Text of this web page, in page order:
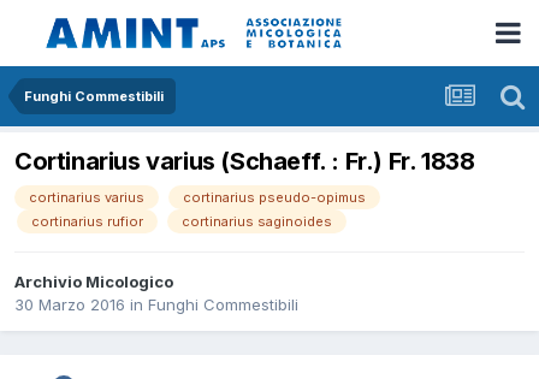
Funghi Commestibili
Cortinarius varius (Schaeff. : Fr.) Fr. 1838
cortinarius varius
cortinarius pseudo-opimus
cortinarius rufior
cortinarius saginoides
Archivio Micologico
30 Marzo 2016 in Funghi Commestibili